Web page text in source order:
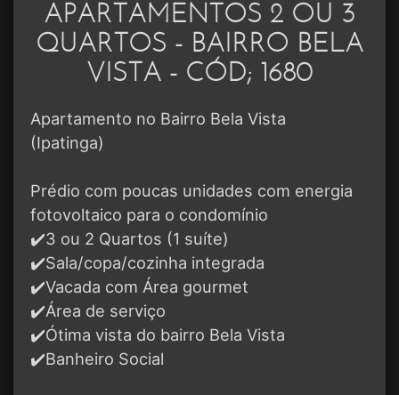
APARTAMENTOS 2 OU 3
QUARTOS - BAIRRO BELA
VISTA - CÓD; 1680
Apartamento no Bairro Bela Vista
(Ipatinga)
Prédio com poucas unidades com energia
fotovoltaico para o condomínio
✔️3 ou 2 Quartos (1 suíte)
✔️Sala/copa/cozinha integrada
✔️Vacada com Área gourmet
✔️Área de serviço
✔️Ótima vista do bairro Bela Vista
✔️Banheiro Social